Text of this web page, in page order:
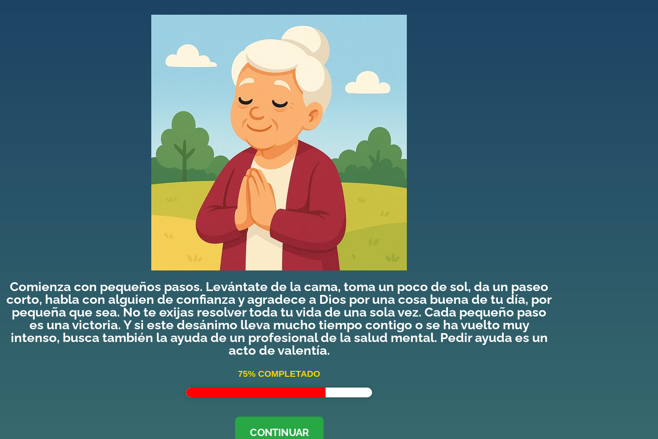
Comienza con pequeños pasos. Levántate de la cama, toma un poco de sol, da un paseo
corto, habla con alguien de confianza y agradece a Dios por una cosa buena de tu día, por
pequeña que sea. No te exijas resolver toda tu vida de una sola vez. Cada pequeño paso
es una victoria. Y si este desánimo lleva mucho tiempo contigo o se ha vuelto muy
intenso, busca también la ayuda de un profesional de la salud mental. Pedir ayuda es un
acto de valentía.
75% COMPLETADO
CONTINUAR